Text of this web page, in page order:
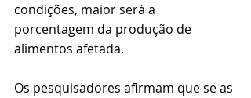
condições, maior será a
porcentagem da produção de
alimentos afetada.
Os pesquisadores afirmam que se as